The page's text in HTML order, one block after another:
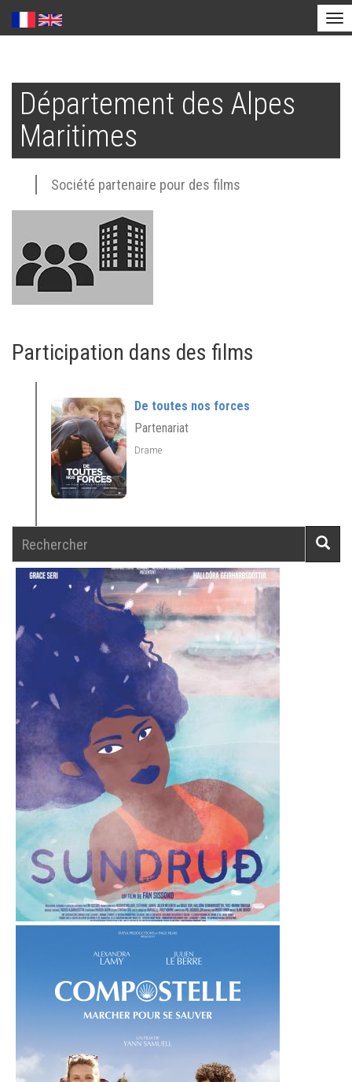
contenu
principal
Département des Alpes
Maritimes
Société partenaire pour des films
Participation dans des films
De toutes nos forces
Partenariat
Drame